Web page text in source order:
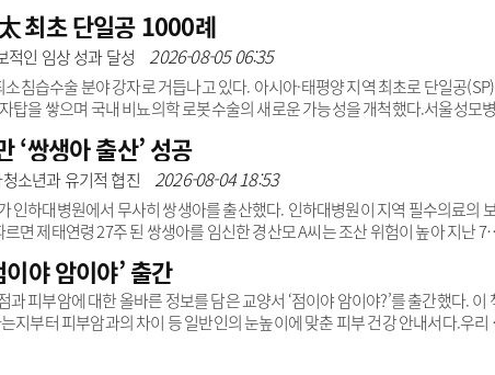
체로 확대되면서 평가 영향력은 더욱 커졌다.흥미로운 점은 지난 5차례 평가에
아산병원·삼성서울병원·세브란스병원·서울대병원 등 이른바 ‘빅5’가 아니라
대학교병원, 2차 평가에서는 순천향대학교 부천병..
최초 단일공 1000례
적인 임상 성과 달성 2026-08-05 06:35
침습수술 분야 강자로 거듭나고 있다. 아시아·태평양 지역 최초로 단일공(SP)
탑을 쌓으며 국내 비뇨의학 로봇수술의 새로운 가능성을 개척했다.서울성모
과의 실질적 경쟁력이 세계적 수준에 도달했음을 보여주는 대목이다.로봇과 복
술 도입 초기 수술 정밀도를 높이기 위해 엄지손톱 크기의 종이학을 로봇으로
례의 수술 중 97%는 비..
‘쌍생아 출산’ 성공
소년과 유기적 협진 2026-08-04 18:53
인하대병원에서 무사히 쌍생아를 출산했다. 인하대병원이 지역 필수의료의
면 제태연령 27주 된 쌍생아를 임신한 경산모 A씨는 조산 위험이 높아 지난 7
기존 진료 병원은 신생아중환자실(NICU) 병상 부족으로 A씨를 수용할 수 없었
진료가 불가능한 상황이었다.119구급대와 구급상황관리센터는 수용 가능한
, A씨의 분만이 ..
야 암이야’ 출간
피부암에 대한 올바른 정보를 담은 교양서 ‘점이야 암이야?’를 출간했다. 이
지부터 피부암과의 차이 등 일반인의 눈높이에 맞춘 피부 건강 안내서다.우리